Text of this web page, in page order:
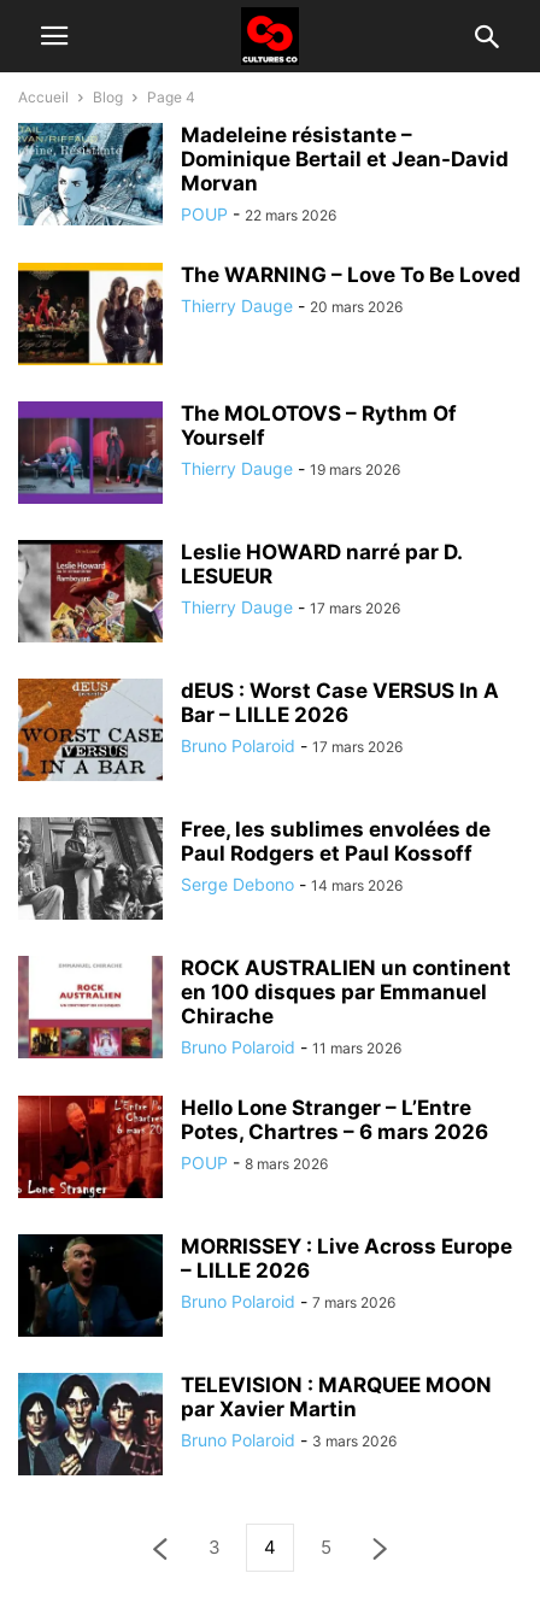
Accueil Blog Page 4
Madeleine résistante –
Dominique Bertail et Jean-David
Morvan
POUP - 22 mars 2026
The WARNING – Love To Be Loved
Thierry Dauge - 20 mars 2026
The MOLOTOVS – Rythm Of
Yourself
Thierry Dauge - 19 mars 2026
Leslie HOWARD narré par D.
LESUEUR
Thierry Dauge - 17 mars 2026
dEUS : Worst Case VERSUS In A
Bar – LILLE 2026
Bruno Polaroid - 17 mars 2026
Free, les sublimes envolées de
Paul Rodgers et Paul Kossoff
Serge Debono - 14 mars 2026
ROCK AUSTRALIEN un continent
en 100 disques par Emmanuel
Chirache
Bruno Polaroid - 11 mars 2026
Hello Lone Stranger – L’Entre
Potes, Chartres – 6 mars 2026
POUP - 8 mars 2026
MORRISSEY : Live Across Europe
– LILLE 2026
Bruno Polaroid - 7 mars 2026
TELEVISION : MARQUEE MOON
par Xavier Martin
Bruno Polaroid - 3 mars 2026
3 4 5